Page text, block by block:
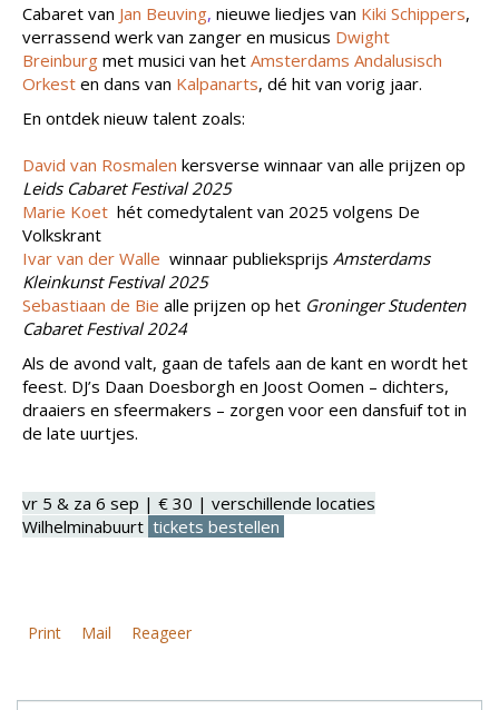
Cabaret van Jan Beuving, nieuwe liedjes van Kiki Schippers,
verrassend werk van zanger en musicus Dwight
Breinburg met musici van het Amsterdams Andalusisch
Orkest en dans van Kalpanarts, dé hit van vorig jaar.
En ontdek nieuw talent zoals:
David van Rosmalen kersverse winnaar van alle prijzen op
Leids Cabaret Festival 2025
Marie Koet hét comedytalent van 2025 volgens De
Volkskrant
Ivar van der Walle winnaar publieksprijs Amsterdams
Kleinkunst Festival 2025
Sebastiaan de Bie alle prijzen op het Groninger Studenten
Cabaret Festival 2024
Als de avond valt, gaan de tafels aan de kant en wordt het
feest. DJ’s Daan Doesborgh en Joost Oomen – dichters,
draaiers en sfeermakers – zorgen voor een dansfuif tot in
de late uurtjes.
vr 5 & za 6 sep | € 30 | verschillende locaties
Wilhelminabuurt tickets bestellen
Print Mail Reageer